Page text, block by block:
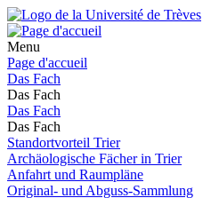
Menu
Page d'accueil
Das Fach
Das Fach
Das Fach
Das Fach
Standortvorteil Trier
Archäologische Fächer in Trier
Anfahrt und Raumpläne
Original- und Abguss-Sammlung